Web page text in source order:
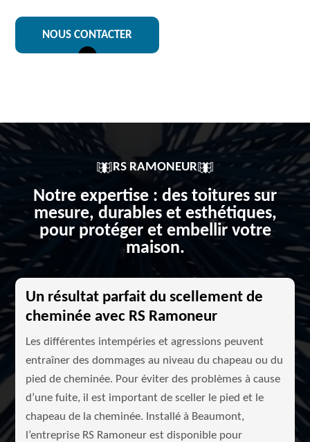
NOUS CONTACTER
RS RAMONEUR
Notre expertise : des toitures sur
mesure, durables et esthétiques,
pour protéger et embellir votre
maison.
Un résultat parfait du scellement de
cheminée avec RS Ramoneur
Les différentes intempéries et agressions peuvent
entraîner des dommages au niveau du chapeau ou du
pied de cheminée. Pour éviter des problèmes à cause
d’une fuite, il est important de sceller le pied et le
chapeau de la cheminée. Installé à Beaumont,
l’entreprise RS Ramoneur est disponible pour